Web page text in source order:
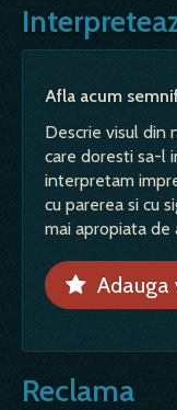
Afla acum
Descrie visul din
care doresti sa-l
interpretam
cu parerea si cu
mai apropiata de
Adauga
Reclama